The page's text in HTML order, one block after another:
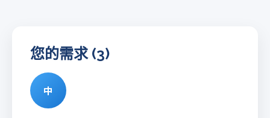
您的需求 (3)
中